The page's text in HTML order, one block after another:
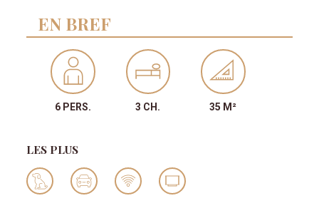
EN BREF
6 PERS. 3 CH. 35 M²
LES PLUS